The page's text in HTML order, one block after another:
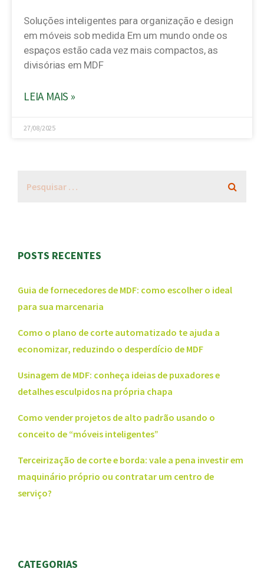
Soluções inteligentes para organização e design
em móveis sob medida Em um mundo onde os
espaços estão cada vez mais compactos, as
divisórias em MDF
LEIA MAIS »
27/08/2025
POSTS RECENTES
Guia de fornecedores de MDF: como escolher o ideal
para sua marcenaria
Como o plano de corte automatizado te ajuda a
economizar, reduzindo o desperdício de MDF
Usinagem de MDF: conheça ideias de puxadores e
detalhes esculpidos na própria chapa
Como vender projetos de alto padrão usando o
conceito de “móveis inteligentes”
Terceirização de corte e borda: vale a pena investir em
maquinário próprio ou contratar um centro de
serviço?
CATEGORIAS